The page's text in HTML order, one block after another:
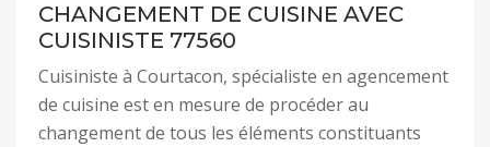
CHANGEMENT DE CUISINE AVEC
CUISINISTE 77560
Cuisiniste à Courtacon, spécialiste en agencement
de cuisine est en mesure de procéder au
changement de tous les éléments constituants